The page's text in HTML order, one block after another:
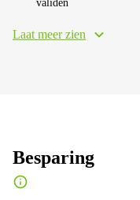
validen
Laat meer zien
Besparing